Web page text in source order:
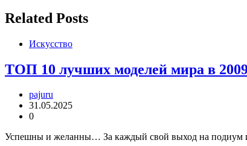
записям
Related Posts
Искусство
ТОП 10 лучших моделей мира в 2009
pajuru
31.05.2025
0
Успешны и желанны… За каждый свой выход на подиум